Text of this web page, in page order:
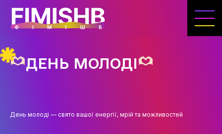
ГОЛОВНА
ІНДУСТРІЇ ДОЗВІЛЛЯ
МЕТА, ЗАВДАННЯ ТА ІСТОРІЯ КАФЕДРИ
ОСВІТНЯ ДІЯЛЬНІСТЬ
ДЕНЬ МОЛОДІ
День молоді — свято вашої енергії, мрій та можливостей